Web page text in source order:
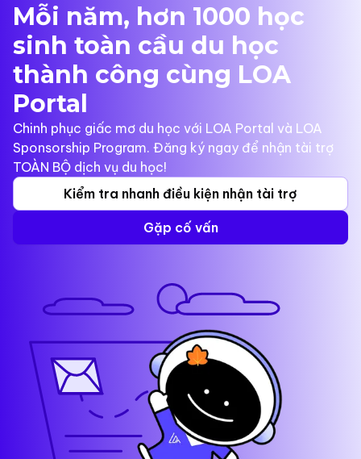
Mỗi năm, hơn 1000 học
sinh toàn cầu du học
thành công cùng LOA
Portal
Chinh phục giấc mơ du học với LOA Portal và LOA
Sponsorship Program. Đăng ký ngay để nhận tài trợ
TOÀN BỘ dịch vụ du học!
Kiểm tra nhanh điều kiện nhận tài trợ
Gặp cố vấn